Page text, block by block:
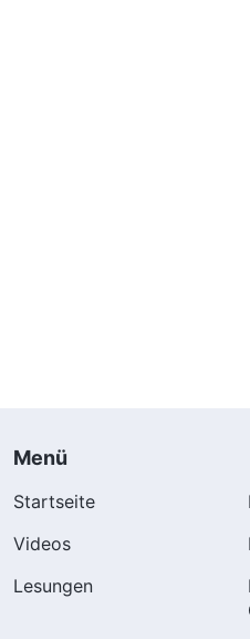
Menü
Startseite
Videos
Lesungen